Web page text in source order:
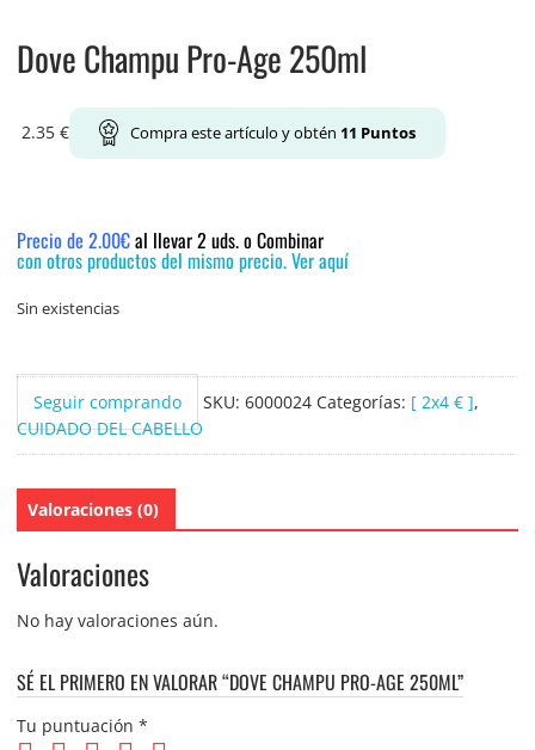
Dove Champu Pro-Age 250ml
2.35 € Compra este artículo y obtén 11 Puntos
Precio de 2.00€al llevar 2 uds. o Combinar
con otros productos del mismo precio. Ver aquí
Sin existencias
Seguir comprando SKU: 6000024 Categorías: [ 2x4 € ],
CUIDADO DEL CABELLO
Valoraciones (0)
Valoraciones
No hay valoraciones aún.
SÉ EL PRIMERO EN VALORAR “DOVE CHAMPU PRO-AGE 250ML”
Tu puntuación *